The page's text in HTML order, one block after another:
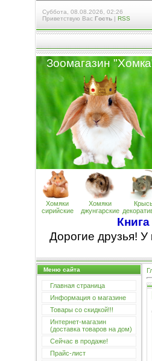
Суббота, 08.08.2026, 02:26
Приветствую Вас Гость| RSS
Зоомагазин "Хомка
Хомяки
сирийские
Хомяки
джунгарские
Книга
Дорогие друзья! У
Меню сайта
Главная страница
Информация о магазине
Товары со скидкой!!!
Интернет-магазин
(доставка товаров на дом)
Сейчас в продаже!
Прайс-лист